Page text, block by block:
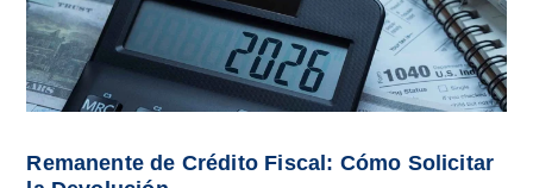
Remanente de Crédito Fiscal: Cómo Solicitar